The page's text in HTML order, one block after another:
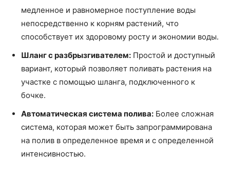
медленное и равномерное поступление воды
непосредственно к корням растений, что
способствует их здоровому росту и экономии воды.
Шланг с разбрызгивателем: Простой и доступный
вариант, который позволяет поливать растения на
участке с помощью шланга, подключенного к
бочке.
Автоматическая система полива: Более сложная
система, которая может быть запрограммирована
на полив в определенное время и с определенной
интенсивностью.